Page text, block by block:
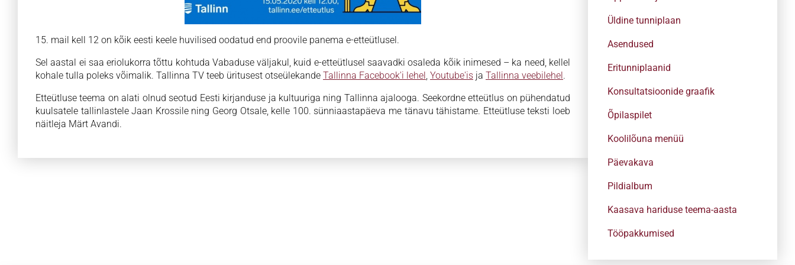
15. mail kell 12 on kõik eesti keele huvilised oodatud end proovile panema e-etteütlusel.
Sel aastal ei saa eriolukorra tõttu kohtuda Vabaduse väljakul, kuid e-etteütlusel saavadki osaleda kõik inimesed – ka need, kellel
kohale tulla poleks võimalik. Tallinna TV teeb üritusest otseülekande Tallinna Facebook'i lehel, Youtube'is ja Tallinna veebilehel.
Etteütluse teema on alati olnud seotud Eesti kirjanduse ja kultuuriga ning Tallinna ajalooga. Seekordne etteütlus on pühendatud
kuulsatele tallinlastele Jaan Krossile ning Georg Otsale, kelle 100. sünniaastapäeva me tänavu tähistame. Etteütluse teksti loeb
näitleja Märt Avandi.
Üldine tunniplaan
Asendused
Eritunniplaanid
Konsultatsioonide graafik
Õpilaspilet
Koolilõuna menüü
Päevakava
Pildialbum
Kaasava hariduse teema-aasta
Tööpakkumised